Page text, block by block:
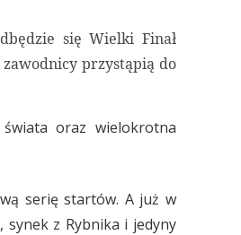
się Wielki Finał
przystąpią do
oraz wielokrotna
serię startów. A już w
synek z Rybnika i jedyny